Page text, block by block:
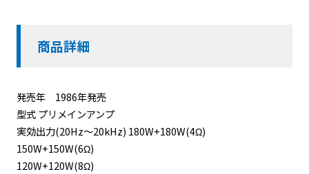
商品詳細
発売年 1986年発売
型式 プリメインアンプ
実効出力(20Hz～20kHz) 180W+180W(4Ω)
150W+150W(6Ω)
120W+120W(8Ω)